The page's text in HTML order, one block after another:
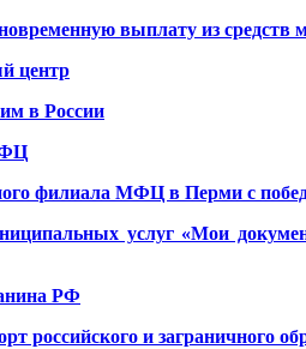
выплату из средств
центр
в России
филиала МФЦ в Перми с
услуг «Мои
РФ
российского и заграничного